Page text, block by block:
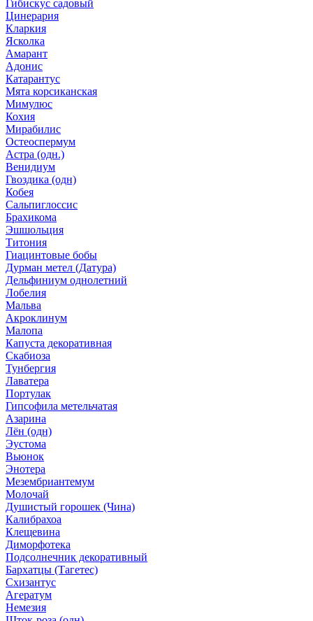
Гибискус садовый
Цинерария
Кларкия
Ясколка
Амарант
Адонис
Катарантус
Мята корсиканская
Мимулюс
Кохия
Мирабилис
Остеоспермум
Астра (одн.)
Венидиум
Гвоздика (одн)
Кобея
Сальпиглоссис
Брахикома
Эшшольция
Титония
Гиацинтовые бобы
Дурман метел (Датура)
Дельфиниум однолетний
Лобелия
Мальва
Акроклинум
Малопа
Капуста декоративная
Скабиоза
Тунбергия
Лаватера
Портулак
Гипсофила метельчатая
Азарина
Лён (одн)
Эустома
Вьюнок
Энотера
Мезембриантемум
Молочай
Душистый горошек (Чина)
Калибрахоа
Клещевина
Диморфотека
Подсолнечник декоративный
Бархатцы (Тагетес)
Схизантус
Агератум
Немезия